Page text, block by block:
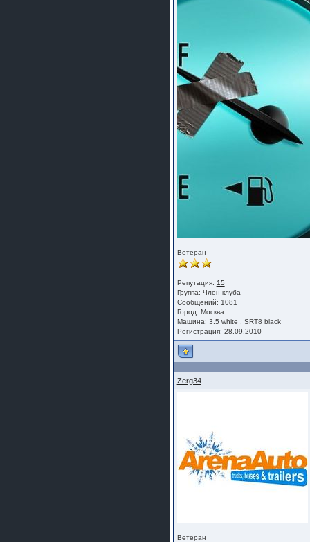
Ветеран
Репутация: 15
Группа: Член клуба
Сообщений: 1081
Город: Москва
Машина: 3.5 white , SRT8 black
Регистрация: 28.09.2010
Zerg34
Ветеран